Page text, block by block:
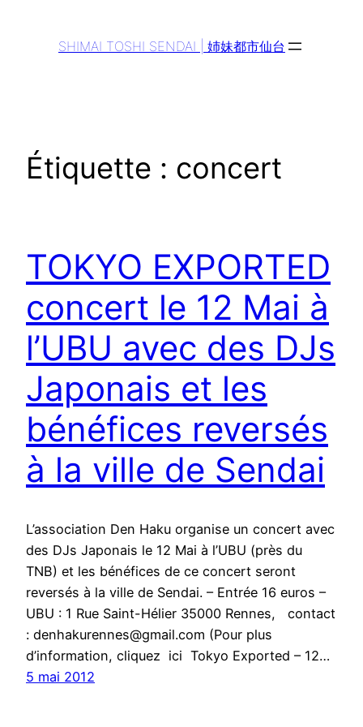
SHIMAI TOSHI SENDAI | 姉妹都市仙台
Étiquette : concert
TOKYO EXPORTED
concert le 12 Mai à
l’UBU avec des DJs
Japonais et les
bénéfices reversés
à la ville de Sendai
L’association Den Haku organise un concert avec
des DJs Japonais le 12 Mai à l’UBU (près du
TNB) et les bénéfices de ce concert seront
reversés à la ville de Sendai. – Entrée 16 euros –
UBU : 1 Rue Saint-Hélier 35000 Rennes, contact
: denhakurennes@gmail.com (Pour plus
d’information, cliquez ici Tokyo Exported – 12…
5 mai 2012